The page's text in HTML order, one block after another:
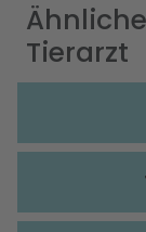
Tierarzt